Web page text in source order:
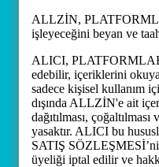
ALLZİN,
işleyeceğini beyan ve
ALICI,
edebilir, içeriklerini
sadece kişisel kullanım
dışında ALLZİN'e ait
dağıtılması, çoğaltılması
yasaktır. ALICI bu
SATIŞ
üyeliği iptal edilir ve